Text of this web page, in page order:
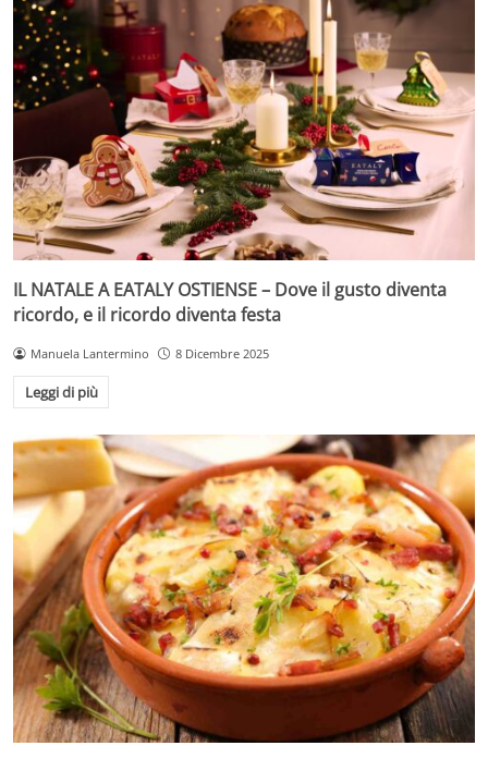
IL NATALE A EATALY OSTIENSE – Dove il gusto diventa
ricordo, e il ricordo diventa festa
Manuela Lantermino 8 Dicembre 2025
Leggi di più